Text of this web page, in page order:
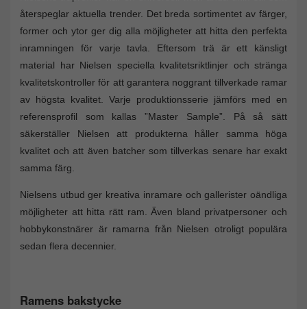
återspeglar aktuella trender. Det breda sortimentet av färger,
former och ytor ger dig alla möjligheter att hitta den perfekta
inramningen för varje tavla. Eftersom trä är ett känsligt
material har Nielsen speciella kvalitetsriktlinjer och stränga
kvalitetskontroller för att garantera noggrant tillverkade ramar
av högsta kvalitet. Varje produktionsserie jämförs med en
referensprofil som kallas ”Master Sample”. På så sätt
säkerställer Nielsen att produkterna håller samma höga
kvalitet och att även batcher som tillverkas senare har exakt
samma färg.
Nielsens utbud ger kreativa inramare och gallerister oändliga
möjligheter att hitta rätt ram. Även bland privatpersoner och
hobbykonstnärer är ramarna från Nielsen otroligt populära
sedan flera decennier.
Ramens bakstycke